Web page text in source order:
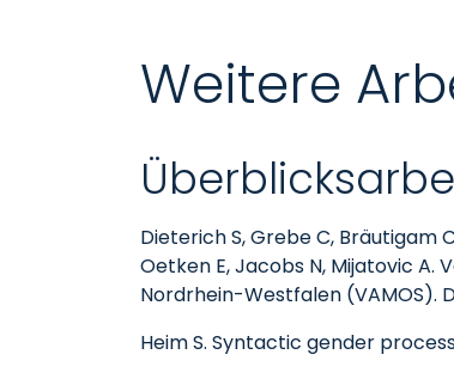
Weitere
Dieterich S, Grebe C, Bräutigam
Oetken E, Jacobs N, Mijatovic
Nordrhein-Westfalen (VAMOS).
Heim S. Syntactic gender